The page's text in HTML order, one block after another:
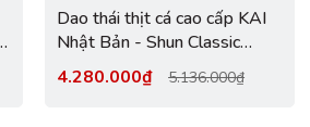
Dao thái thịt cá cao cấp KAI
Nhật Bản - Shun Classic
White Chef thép VG-Max
Damascus 69 lớp
4.280.000₫ 5.136.000₫